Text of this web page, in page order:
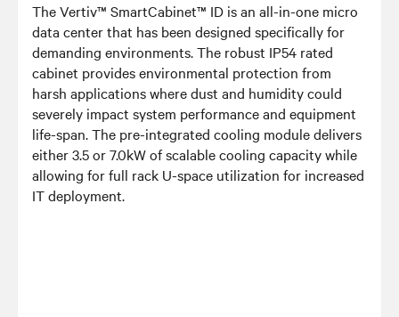
The Vertiv™ SmartCabinet™ ID is an all-in-one micro
data center that has been designed specifically for
demanding environments. The robust IP54 rated
cabinet provides environmental protection from
harsh applications where dust and humidity could
severely impact system performance and equipment
life-span. The pre-integrated cooling module delivers
either 3.5 or 7.0kW of scalable cooling capacity while
allowing for full rack U-space utilization for increased
IT deployment.